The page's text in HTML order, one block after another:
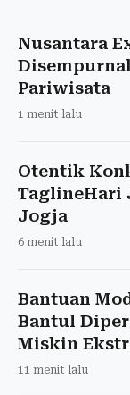
Nusantara
Pariwisata
1 menit lalu
Otentik
TaglineHari
Jogja
6 menit lalu
Bantuan
Bantul
Miskin
11 menit lalu